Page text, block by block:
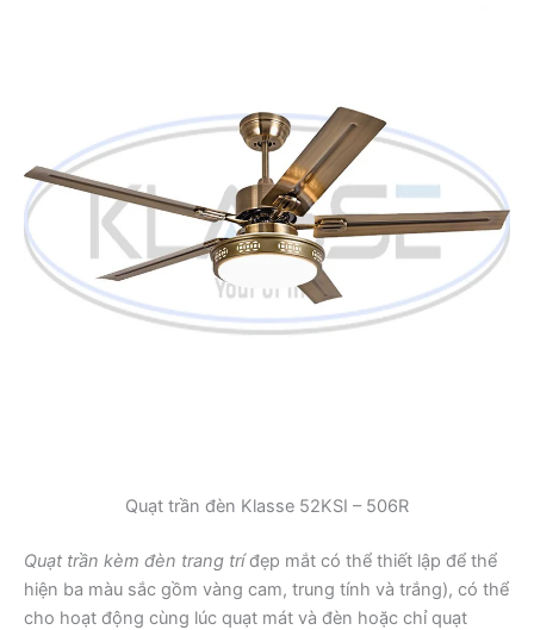
Quạt trần đèn Klasse 52KSI – 506R
Quạt trần kèm đèn trang tríđẹp mắt có thể thiết lập để thể
hiện ba màu sắc gồm vàng cam, trung tính và trắng), có thể
cho hoạt động cùng lúc quạt mát và đèn hoặc chỉ quạt